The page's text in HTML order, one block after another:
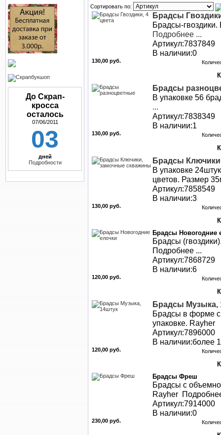
До Скрап-
кросса
осталось
07/06/2011
03
дней
Подробности
Сортировать по:
Брадсы
Брадсы-
Подробнее ...
Артикул:7837849
В наличии:0
130,00 руб.
Брадсы
В упаковке 56
...
Артикул:7838349
В наличии:1
130,00 руб.
Брадсы
В упаковке
цветов. Размер
Артикул:7858549
В наличии:3
130,00 руб.
Брадсы Новогодние
Брадсы
Подробнее ...
Артикул:7868729
В наличии:6
120,00 руб.
Брадсы Музыка,
Брадсы в форме
упаковке. Rayher
Артикул:7896000
В наличии:более
120,00 руб.
Брадсы Фреш
Брадсы с
Rayher
Артикул:7914000
В наличии:0
230,00 руб.